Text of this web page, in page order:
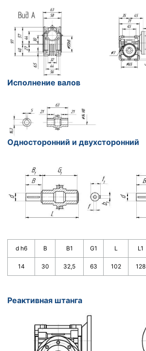
Исполнение валов
Односторонний и двухсторонний
d h6 B B1 G1 L L1
14 30 32,5 63 102 128
Реактивная штанга